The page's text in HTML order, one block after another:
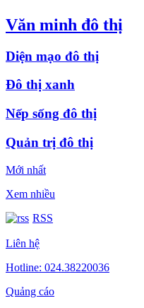
Văn minh đô thị
Diện mạo đô thị
Đô thị xanh
Nếp sống đô thị
Quản trị đô thị
Mới nhất
Xem nhiều
RSS
Liên hệ
Hotline: 024.38220036
Quảng cáo